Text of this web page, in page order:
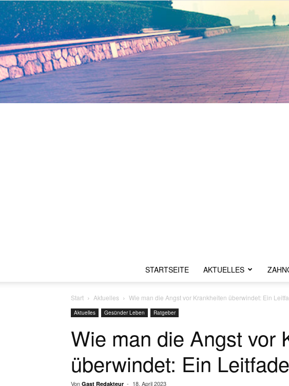
STARTSEITE AKTUELLES
Start Aktuelles Wie man die Angst vor Krankheiten überwindet: Ein
Aktuelles Gesünder Leben Ratgeber
Wie man die Angst vor
überwindet: Ein
Von Gast Redakteur - 18. April 2023